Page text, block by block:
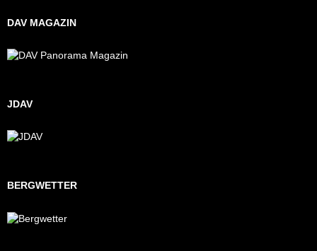
DAV MAGAZIN
JDAV
BERGWETTER